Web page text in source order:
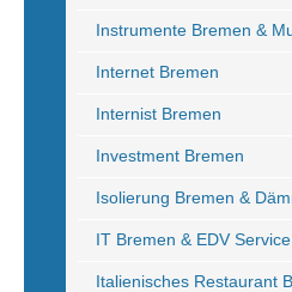
Instrumente Bremen &
Internet Bremen
Internist Bremen
Investment Bremen
Isolierung Bremen &
IT Bremen & EDV
Italienisches Restaurant